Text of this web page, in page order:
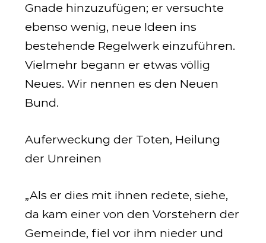
Gnade hinzuzufügen; er versuchte
ebenso wenig, neue Ideen ins
bestehende Regelwerk einzuführen.
Vielmehr begann er etwas völlig
Neues. Wir nennen es den Neuen
Bund.
Auferweckung der Toten, Heilung
der Unreinen
„Als er dies mit ihnen redete, siehe,
da kam einer von den Vorstehern der
Gemeinde, fiel vor ihm nieder und